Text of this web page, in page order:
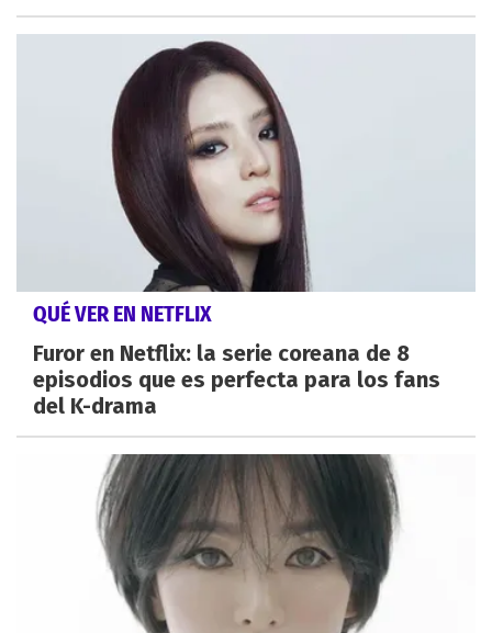
QUÉ VER EN NETFLIX
Furor en Netflix: la serie coreana de 8
episodios que es perfecta para los fans
del K-drama